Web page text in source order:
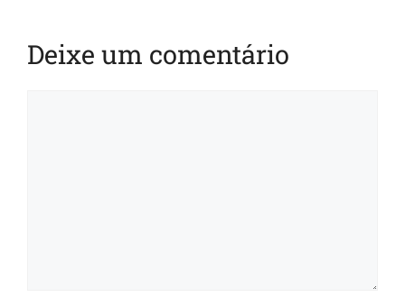
Deixe um comentário